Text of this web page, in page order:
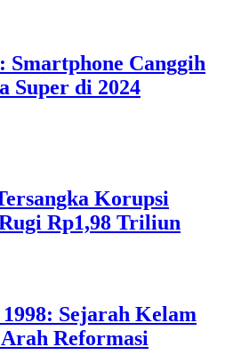
Smartphone Canggih
Super di 2024
Korupsi
Rp1,98 Triliun
Sejarah Kelam
Reformasi